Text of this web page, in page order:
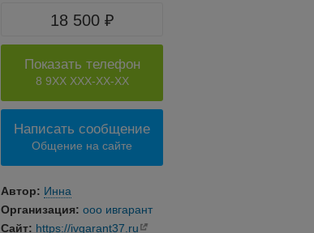
18 500 ₽
Показать телефон
8 9XX XXX-XX-XX
Написать сообщение
Общение на сайте
Автор: Инна
Организация: ооо ивгарант
Сайт: https://ivgarant37.ru